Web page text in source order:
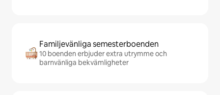
Familjevänliga semesterboenden
10 boenden erbjuder extra utrymme och
barnvänliga bekvämligheter